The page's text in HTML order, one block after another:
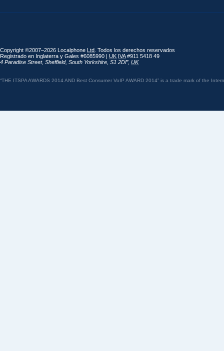
Copyright ©2007–2026 Localphone Ltd . Todos los derechos reservados
Registrado en Inglaterra y Gales #6085990 | UK IVA#911 5418 49
4 Paradise Street, Sheffield, South Yorkshire S1 2DF, UK
“THE ITSPA AWARDS 2014 AND Best Consumer VoIP AWARD 2014” is a trade mark of the